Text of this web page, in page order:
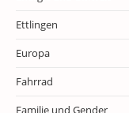
Ettlingen
Europa
Fahrrad
Familie und Gender